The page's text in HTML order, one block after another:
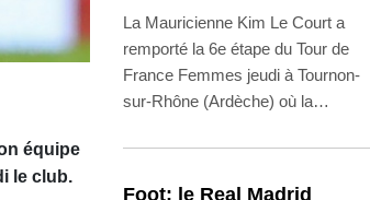
équipe
le club.
6e étape, Marlen Reusser
reste maillot jaune
La Mauricienne Kim Le Court a
remporté la 6e étape du Tour de
France Femmes jeudi à Tournon-
sur-Rhône (Ardèche) où la
conservé le maillot jaune à la veille
Foot: le Real Madrid